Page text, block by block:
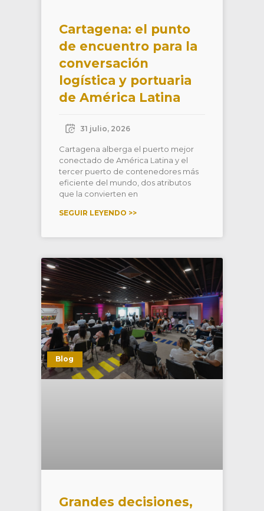
Cartagena: el punto
de encuentro para la
conversación
logística y portuaria
de América Latina
31 julio, 2026
Cartagena alberga el puerto mejor
conectado de América Latina y el
tercer puerto de contenedores más
eficiente del mundo, dos atributos
que la convierten en
SEGUIR LEYENDO >>
Blog
Grandes decisiones,